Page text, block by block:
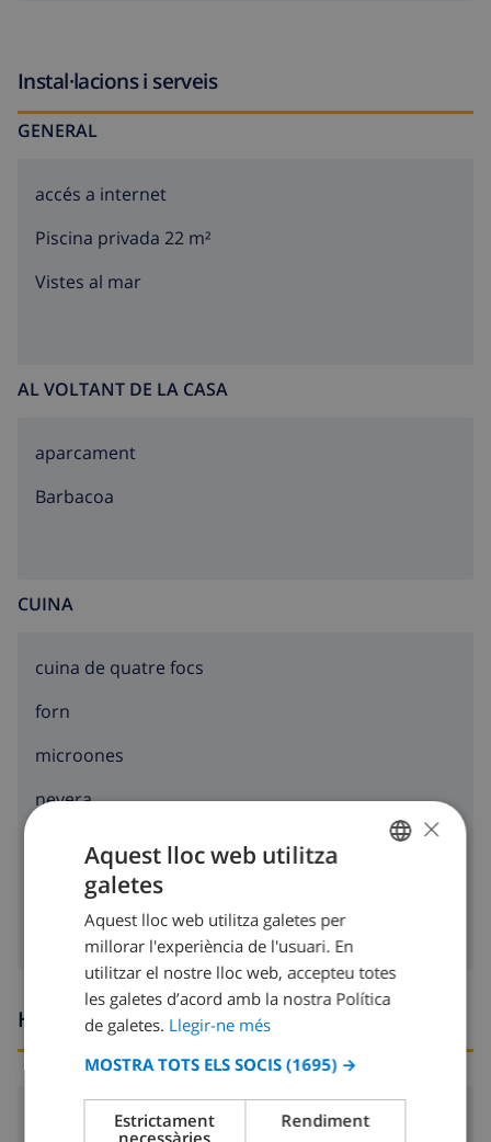
Instal·lacions i serveis
GENERAL
accés a internet
Piscina privada 22 m²
Vistes al mar
AL VOLTANT DE LA CASA
aparcament
barbacoa
CUINA
cuina de quatre focs
forn
microones
nevera
rentavaixelles
rentadora
Hores d’arribada i sortida
Arribada:Des de 16:00 abans 19:00
DUTCH
SPANISH
CATALAN
×
Aquest lloc web utilitza
galetes
Aquest lloc web utilitza galetes per
millorar l'experiència de l'usuari. En
utilitzar el nostre lloc web, accepteu totes
les galetes d’acord amb la nostra Política
de galetes. Llegir-ne més
MOSTRA TOTS ELS SOCIS (1695) →
Estrictament
necessàries
Rendiment